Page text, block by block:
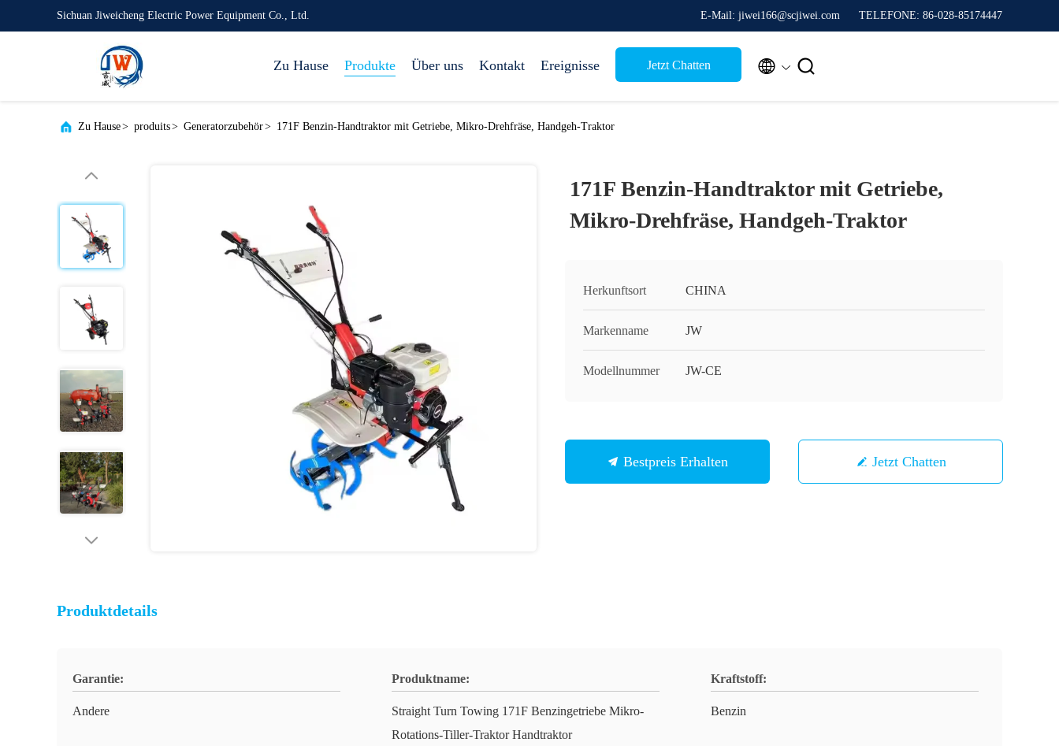
Sichuan Jiweicheng Electric Power Equipment Co., Ltd. E-Mail: jiwei166@scjiwei.com TELEFONE: 86-028-85174447
Zu Hause Produkte Über uns Kontakt Ereignisse Jetzt Chatten  
Zu Hause> produits> Generatorzubehör> 171F Benzin-Handtraktor mit Getriebe, Mikro-Drehfräse, Handgeh-Traktor
171F Benzin-Handtraktor mit Getriebe,
Mikro-Drehfräse, Handgeh-Traktor
Herkunftsort CHINA
Markenname JW
Modellnummer JW-CE
Bestpreis Erhalten Jetzt Chatten
Produktdetails
Garantie:
Andere
Produktname:
Straight Turn Towing 171F Benzingetriebe Mikro-
Rotations-Tiller-Traktor Handtraktor
Kraftstoff:
Benzin